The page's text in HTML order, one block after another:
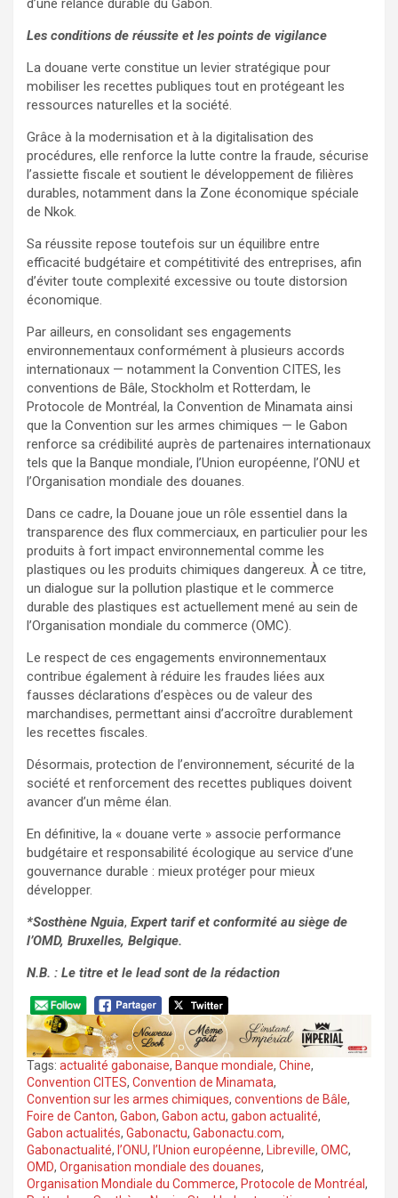
d’une relance durable du Gabon.
Les conditions de réussite et les points de vigilance
La douane verte constitue un levier stratégique pour
mobiliser les recettes publiques tout en protégeant les
ressources naturelles et la société.
Grâce à la modernisation et à la digitalisation des
procédures, elle renforce la lutte contre la fraude, sécurise
l’assiette fiscale et soutient le développement de filières
durables, notamment dans la Zone économique spéciale
de Nkok.
Sa réussite repose toutefois sur un équilibre entre
efficacité budgétaire et compétitivité des entreprises, afin
d’éviter toute complexité excessive ou toute distorsion
économique.
Par ailleurs, en consolidant ses engagements
environnementaux conformément à plusieurs accords
internationaux — notamment la Convention CITES, les
conventions de Bâle, Stockholm et Rotterdam, le
Protocole de Montréal, la Convention de Minamata ainsi
que la Convention sur les armes chimiques — le Gabon
renforce sa crédibilité auprès de partenaires internationaux
tels que la Banque mondiale, l’Union européenne, l’ONU et
l’Organisation mondiale des douanes.
Dans ce cadre, la Douane joue un rôle essentiel dans la
transparence des flux commerciaux, en particulier pour les
produits à fort impact environnemental comme les
plastiques ou les produits chimiques dangereux. À ce titre,
un dialogue sur la pollution plastique et le commerce
durable des plastiques est actuellement mené au sein de
l’Organisation mondiale du commerce (OMC).
Le respect de ces engagements environnementaux
contribue également à réduire les fraudes liées aux
fausses déclarations d’espèces ou de valeur des
marchandises, permettant ainsi d’accroître durablement
les recettes fiscales.
Désormais, protection de l’environnement, sécurité de la
société et renforcement des recettes publiques doivent
avancer d’un même élan.
En définitive, la « douane verte » associe performance
budgétaire et responsabilité écologique au service d’une
gouvernance durable : mieux protéger pour mieux
développer.
*Sosthène Nguia, Expert tarif et conformité au siège de
l’OMD, Bruxelles, Belgique.
N.B. : Le titre et le lead sont de la rédaction
Tags: actualité gabonaise, Banque mondiale, Chine,
Convention CITES, Convention de Minamata,
Convention sur les armes chimiques, conventions de Bâle,
Foire de Canton, Gabon, Gabon actu, gabon actualité,
Gabon actualités, Gabonactu, Gabonactu.com,
Gabonactualité, l’ONU, l’Union européenne, Libreville, OMC,
OMD, Organisation mondiale des douanes,
Organisation Mondiale du Commerce, Protocole de Montréal,